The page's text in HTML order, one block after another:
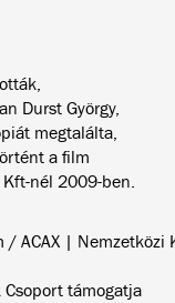
Durst György,
megtalálta,
a film
nél 2009-ben.
ACAX | Nemzetközi
támogatja